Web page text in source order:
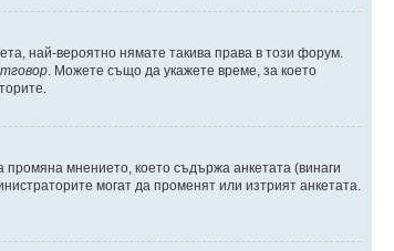
най-вероятно нямате такива права в този форум.
. Можете също да укажете време, за което
мнението, което съдържа анкетата (винаги
могат да променят или изтрият анкетата.